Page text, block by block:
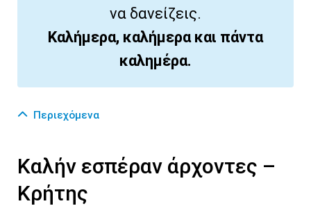
να δανείζεις.
Καλήμερα, καλήμερα και πάντα
καλημέρα.
Περιεχόμενα
Καλήν εσπέραν άρχοντες –
Κρήτης